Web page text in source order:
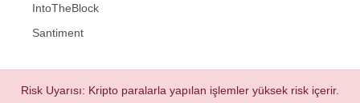
IntoTheBlock
Santiment
Risk Uyarısı: Kripto paralarla yapılan işlemler yüksek risk içerir.